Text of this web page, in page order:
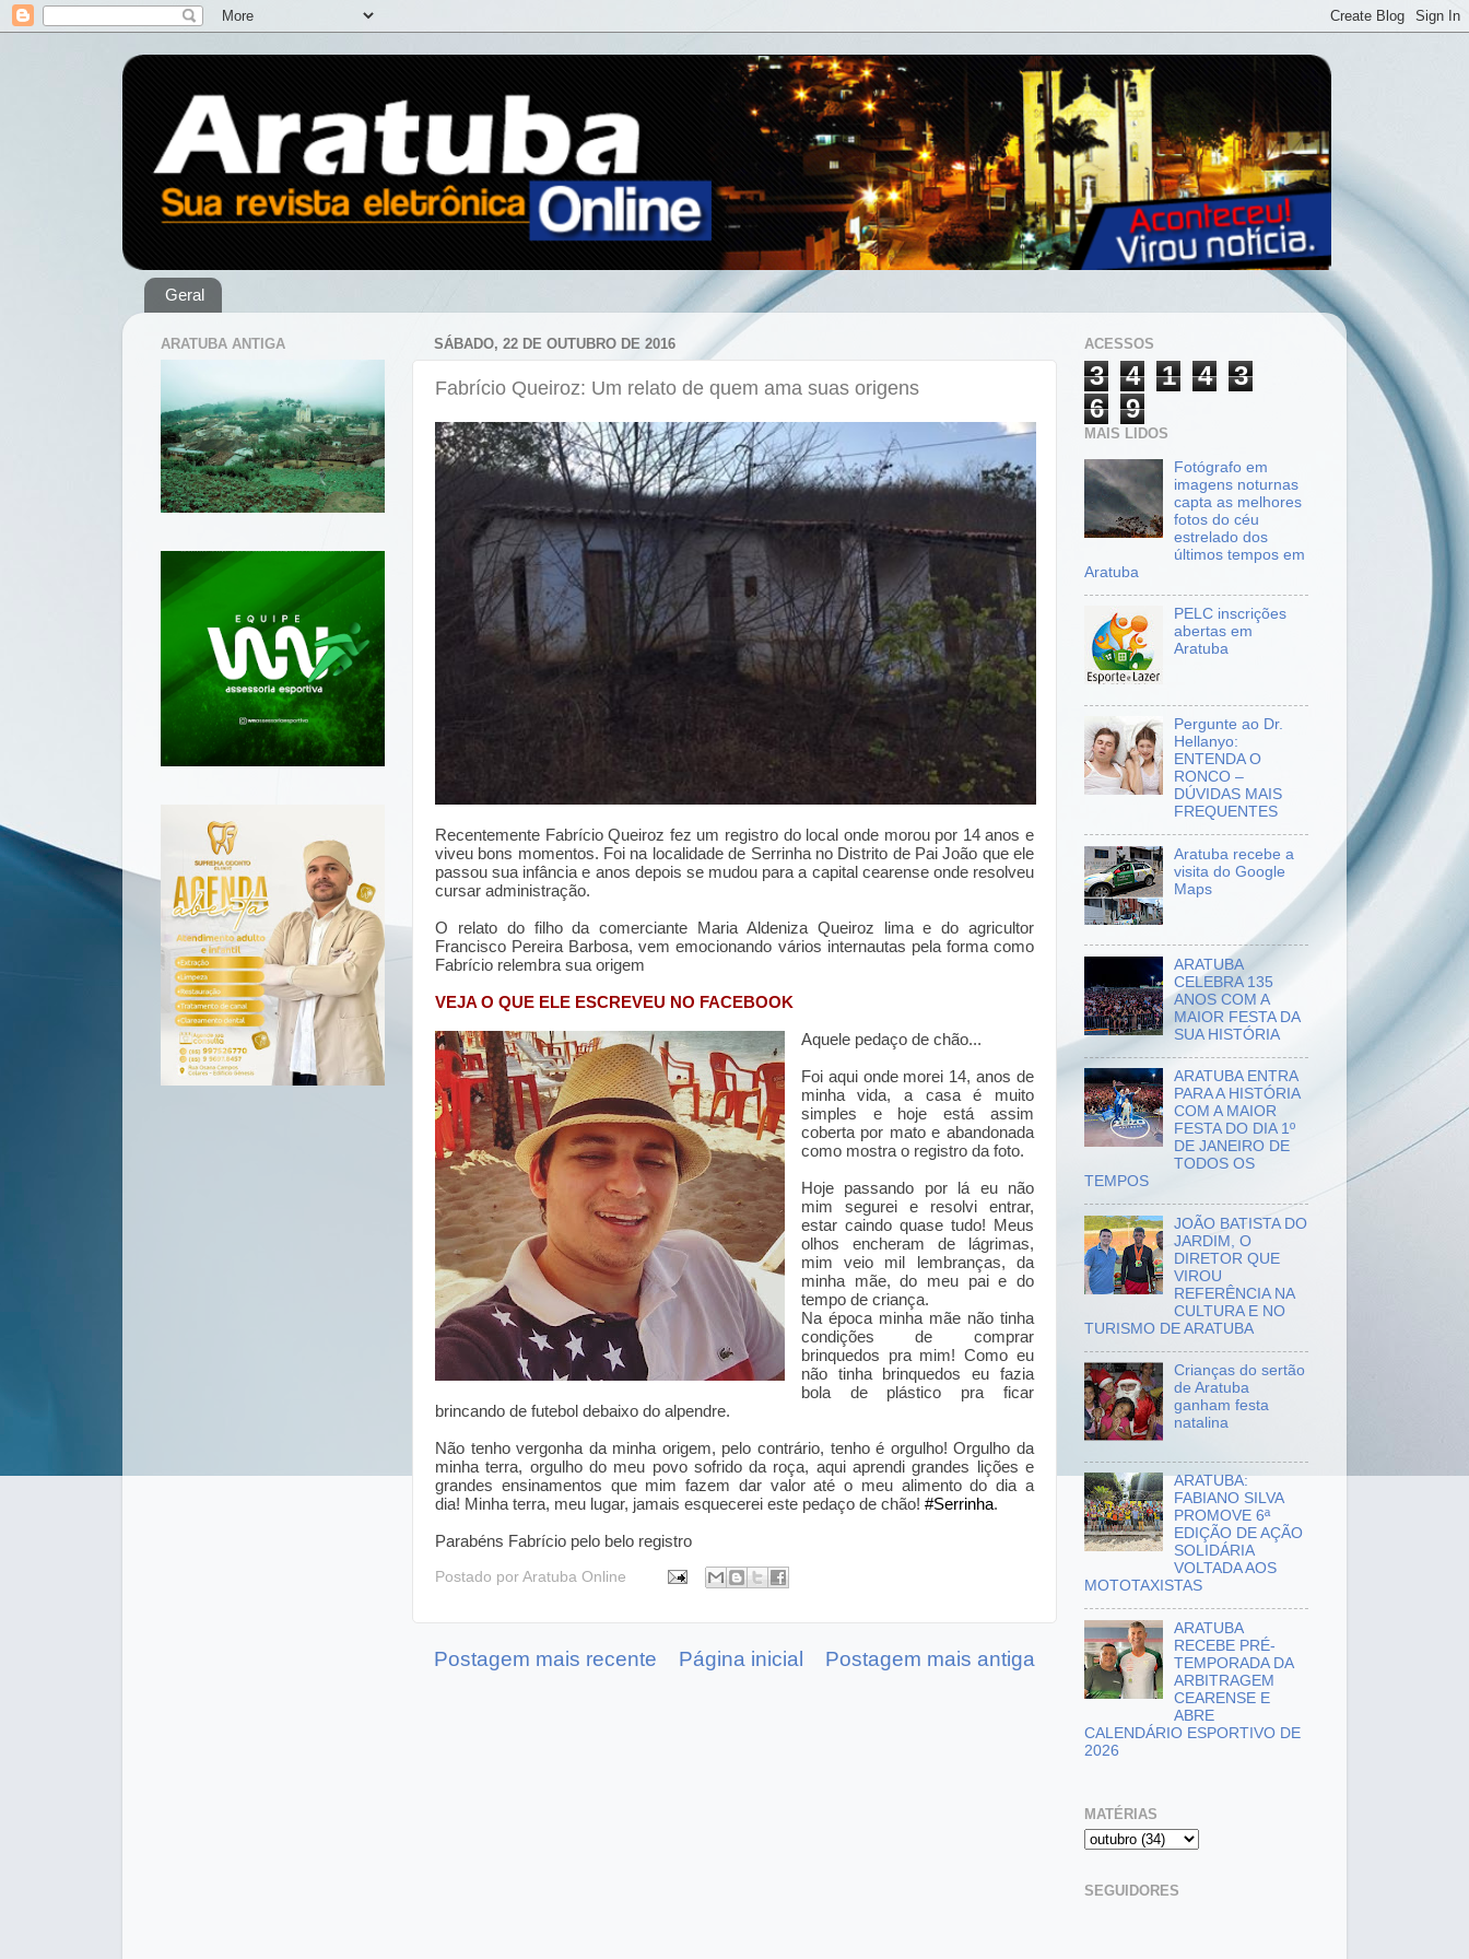
Geral
SÁBADO, 22 DE OUTUBRO DE 2016
Fabrício Queiroz: Um relato de quem ama suas origens
Recentemente Fabrício Queiroz fez um registro do local onde morou por 14 anos e
viveu bons momentos. Foi na localidade de Serrinha no Distrito de Pai João que ele
passou sua infância e anos depois se mudou para a capital cearense onde resolveu
cursar administração.
O relato do filho da comerciante Maria Aldeniza Queiroz lima e do agricultor
Francisco Pereira Barbosa, vem emocionando vários internautas pela forma como
Fabrício relembra sua origem
VEJA O QUE ELE ESCREVEU NO FACEBOOK
Aquele pedaço de chão...
Foi aqui onde morei 14, anos de
minha vida, a casa é muito
simples e hoje está assim
coberta por mato e abandonada
como mostra o registro da foto.
Hoje passando por lá eu não
mim segurei e resolvi entrar,
estar caindo quase tudo! Meus
olhos encheram de lágrimas,
mim veio mil lembranças, da
minha mãe, do meu pai e do
tempo de criança.
Na época minha mãe não tinha
condições de comprar
brinquedos pra mim! Como eu
não tinha brinquedos eu fazia
bola de plástico pra ficar
brincando de futebol debaixo do alpendre.
Não tenho vergonha da minha origem, pelo contrário, tenho é orgulho! Orgulho da
minha terra, orgulho do meu povo sofrido da roça, aqui aprendi grandes lições e
grandes ensinamentos que mim fazem dar valor até o meu alimento do dia a
dia! Minha terra, meu lugar, jamais esquecerei este pedaço de chão! #Serrinha.
Parabéns Fabrício pelo belo registro
Postado por Aratuba Online
Postagem mais recente Postagem mais antiga
Página inicial
ARATUBA ANTIGA ACESSOS
3 4 1 4
3
6
9
MAIS LIDOS
Fotógrafo em
imagens noturnas
capta as melhores
fotos do céu
estrelado dos
últimos tempos em
Aratuba
PELC inscrições
abertas em
Aratuba
Pergunte ao Dr.
Hellanyo:
ENTENDA O
RONCO –
DÚVIDAS MAIS
FREQUENTES
Aratuba recebe a
visita do Google
Maps
ARATUBA
CELEBRA 135
ANOS COM A
MAIOR FESTA DA
SUA HISTÓRIA
ARATUBA ENTRA
PARA A HISTÓRIA
COM A MAIOR
FESTA DO DIA 1º
DE JANEIRO DE
TODOS OS
TEMPOS
JOÃO BATISTA DO
JARDIM, O
DIRETOR QUE
VIROU
REFERÊNCIA NA
CULTURA E NO
TURISMO DE ARATUBA
Crianças do sertão
de Aratuba
ganham festa
natalina
ARATUBA:
FABIANO SILVA
PROMOVE 6ª
EDIÇÃO DE AÇÃO
SOLIDÁRIA
VOLTADA AOS
MOTOTAXISTAS
ARATUBA
RECEBE PRÉ-
TEMPORADA DA
ARBITRAGEM
CEARENSE E
ABRE
CALENDÁRIO ESPORTIVO DE
2026
MATÉRIAS
SEGUIDORES